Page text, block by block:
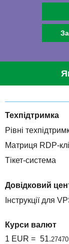
Техпідтримка
Рівні
Матриця RDP-
Тікет-система
Довідковий
Інструкції для
Курси валют
1 EUR = 51.27470